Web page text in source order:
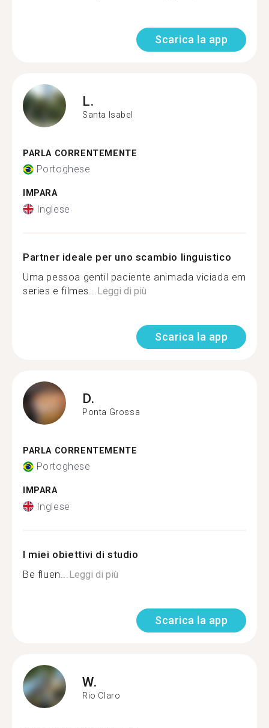
Scarica la app
L.
Santa Isabel
PARLA CORRENTEMENTE
Portoghese
IMPARA
Inglese
Partner ideale per uno scambio linguistico
Uma pessoa gentil paciente animada viciada em
series e filmes... Leggi di più
Scarica la app
D.
Ponta Grossa
PARLA CORRENTEMENTE
Portoghese
IMPARA
Inglese
I miei obiettivi di studio
Be fluen... Leggi di più
Scarica la app
W.
Rio Claro